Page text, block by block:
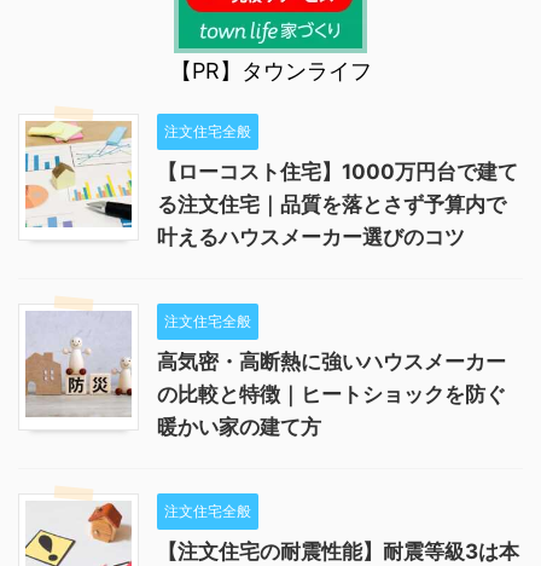
【PR】タウンライフ
注文住宅全般
【ローコスト住宅】1000万円台で建て
る注文住宅｜品質を落とさず予算内で
叶えるハウスメーカー選びのコツ
注文住宅全般
高気密・高断熱に強いハウスメーカー
の比較と特徴｜ヒートショックを防ぐ
暖かい家の建て方
注文住宅全般
【注文住宅の耐震性能】耐震等級3は本